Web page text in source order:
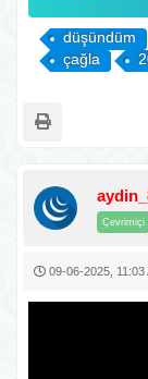
düşündüm
çağla
Çevrimiçi
09-06-2025, 11:03